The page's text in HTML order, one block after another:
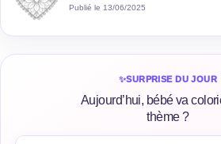
Publié le 13/06/2025
✨SURPRISE DU JOUR
Aujourd’hui, bébé va
thème ?